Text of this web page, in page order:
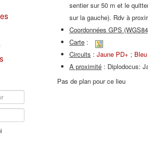
sentier sur 50 m et le
sur la gauche). Rdv à
Coordonnées GPS
Carte :
Circuits : Jaune PD+ ;
A proximité : Diplodocus:
Pas de plan pour ce lieu